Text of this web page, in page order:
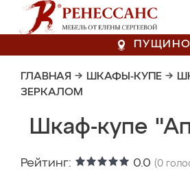
ПУЩИНО
ГЛАВНАЯ → ШКАФЫ-КУПЕ →
ЗЕРКАЛОМ
Шкаф-купе
Рейтинг: 0.0 (0